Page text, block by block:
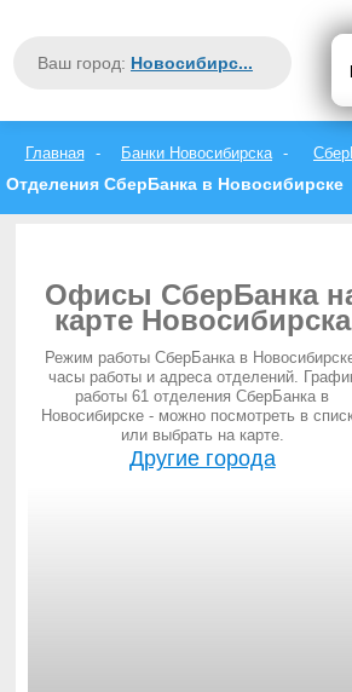
Ваш город: Новосибирс...Санкт-Петербург
Ж
П Р С Т У Ф Х
Главная Банки Новосибирска
Отделения СберБанка в Новосибирске
Офисы СберБанка
карте Новосибирска
Режим работы СберБанка в
часы работы и адреса отделений.
работы 61 отделения СберБанка в
Новосибирске - можно посмотреть в
или выбрать на карте.
Другие города